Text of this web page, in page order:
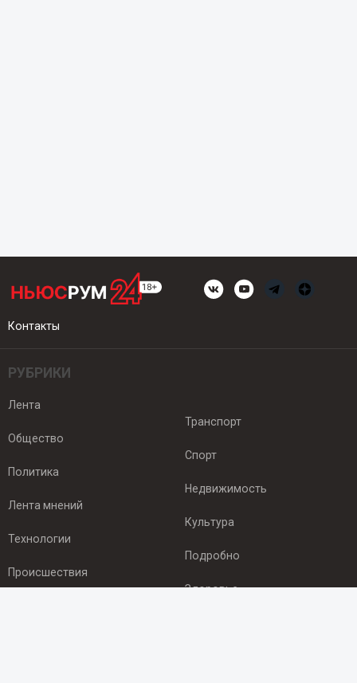
Контакты
РУБРИКИ
Лента
Общество
Политика
Лента мнений
Технологии
Происшествия
Транспорт
Спорт
Недвижимость
Культура
Подробно
Здоровье